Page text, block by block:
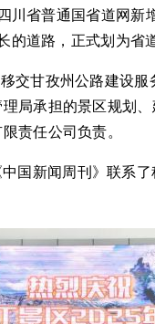
省普通国省道网新
道路，正式划为省道
交甘孜州公路建设
局承担的景区规划
责任公司负责。
国新闻周刊》联系